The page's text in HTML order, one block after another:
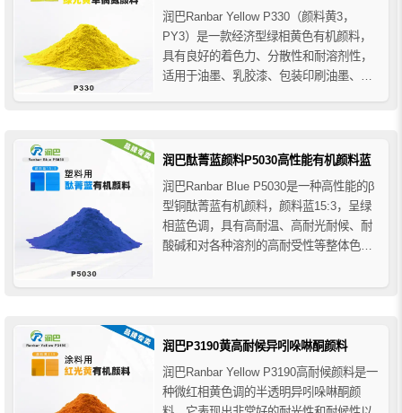
润巴Ranbar Yellow P330（颜料黄3，
PY3）是一款经济型绿相黄色有机颜料，
具有良好的着色力、分散性和耐溶剂性，
适用于油墨、乳胶漆、包装印刷油墨、印
润巴酞菁蓝颜料P5030高性能有机颜料蓝
润巴Ranbar Blue P5030是一种高性能的β
型铜酞菁蓝有机颜料，颜料蓝15:3，呈绿
相蓝色调，具有高耐温、高耐光耐候、耐
酸碱和对各种溶剂的高耐受性等整体色牢
塑料领域的着色应用，推荐用于纺丝色
润巴P3190黄高耐候异吲哚啉酮颜料
润巴Ranbar Yellow P3190高耐候颜料是一
种微红相黄色调的半透明异吲哚啉酮颜